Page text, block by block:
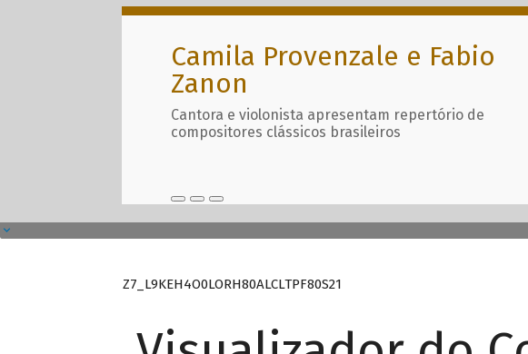
Camila Provenzale e Fabio
Zanon
Cantora e violonista apresentam repertório de
compositores clássicos brasileiros
Z7_L9KEH4O0LORH80ALCLTPF80S21